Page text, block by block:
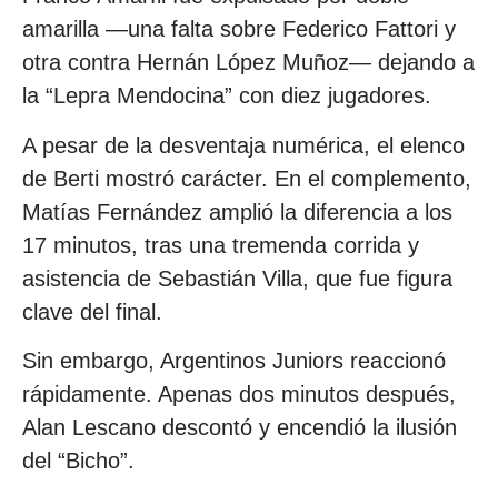
amarilla —una falta sobre Federico Fattori y
otra contra Hernán López Muñoz— dejando a
la “Lepra Mendocina” con diez jugadores.
A pesar de la desventaja numérica, el elenco
de Berti mostró carácter. En el complemento,
Matías Fernández amplió la diferencia a los
17 minutos, tras una tremenda corrida y
asistencia de Sebastián Villa, que fue figura
clave del final.
Sin embargo, Argentinos Juniors reaccionó
rápidamente. Apenas dos minutos después,
Alan Lescano descontó y encendió la ilusión
del “Bicho”.